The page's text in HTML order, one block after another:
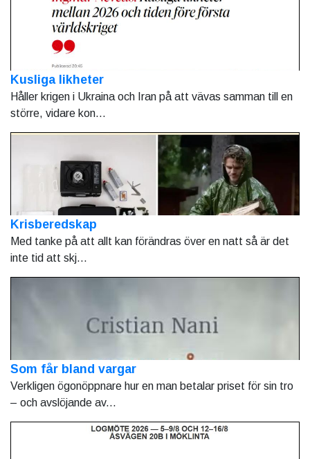
Kusliga likheter
Håller krigen i Ukraina och Iran på att vävas samman till en
större, vidare kon...
Krisberedskap
Med tanke på att allt kan förändras över en natt så är det
inte tid att skj...
Som får bland vargar
Verkligen ögonöppnare hur en man betalar priset för sin tro
– och avslöjande av...